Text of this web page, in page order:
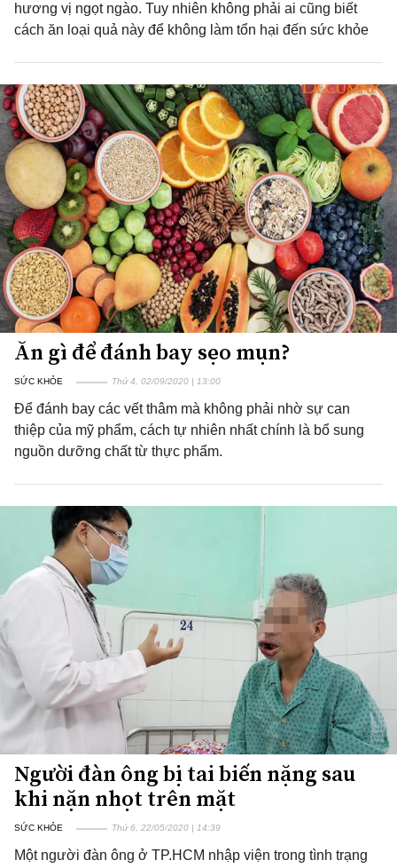
hương vị ngọt ngào. Tuy nhiên không phải ai cũng biết
cách ăn loại quả này để không làm tổn hại đến sức khỏe
Ăn gì để đánh bay sẹo mụn?
SỨC KHỎE Thứ 4, 02/09/2020 | 13:00
Để đánh bay các vết thâm mà không phải nhờ sự can
thiệp của mỹ phẩm, cách tự nhiên nhất chính là bổ sung
nguồn dưỡng chất từ thực phẩm.
Người đàn ông bị tai biến nặng sau
khi nặn nhọt trên mặt
SỨC KHỎE Thứ 6, 22/05/2020 | 14:39
Một người đàn ông ở TP.HCM nhập viện trong tình trạng